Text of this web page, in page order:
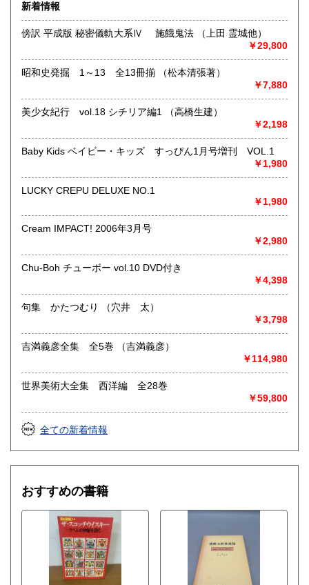
山口県 850円 徳島県 850円
850円
高知県 福岡県 1,000円
佐賀県 1,000円 長崎県
熊本県 1,000円 大分県 1,000円
1,000円
沖縄県
11000以上の高評価の実績があります。
日本の古本屋をご利用の方にも、安心してご購入して頂ける
ように努めて参ります。
沿線名：-
最寄駅：-
定休日：土日祝
出張買取お受けします。丁寧に査定させて頂きます。
対応エリアは愛知県・岐阜県・三重県です。
取り扱い分野
哲学宗教、歴史、古典籍、趣味、サブカルチャー、古書一般
新着情報
傍訳 平成版 秘密儀軌大系Ⅳ 施餓鬼法 （上田 霊城他）
￥29,800
昭和史発掘 1～13 全13冊揃 （松本清張著）
￥7,880
美少女紀行 vol.18 シチリア編1 （高橋生建）
￥2,198
Baby Kids ベイビー・キッズ すっぴん1月号増刊 VOL.1
￥1,980
LUCKY CREPU DELUXE NO.1
￥1,980
Cream IMPACT! 2006年3月号
￥2,980
Chu-Boh チューボー vol.10 DVD付き
￥4,398
句集 かたつむり （穴井 太）
￥3,798
吉満義彦全集 全5巻 （吉満義彦）
￥114,980
世界美術大全集 西洋編 全28巻
￥59,800
全ての新着情報
おすすめの書籍